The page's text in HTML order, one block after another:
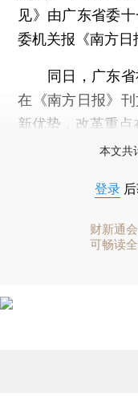
见》由广东省委
委机关报《南方日
同日，广东省
在《南方日报》
新优势，改革重点
本文共
登录
财新通
可畅读